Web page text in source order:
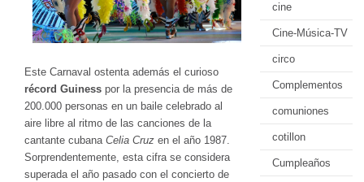
Este Carnaval ostenta además el curioso
récord Guiness por la presencia de más de
200.000 personas en un baile celebrado al
aire libre al ritmo de las canciones de la
cantante cubana Celia Cruz en el año 1987.
Sorprendentemente, esta cifra se considera
superada el año pasado con el concierto de
cine
Cine-Música-TV
circo
Complementos
comuniones
cotillon
Cumpleaños